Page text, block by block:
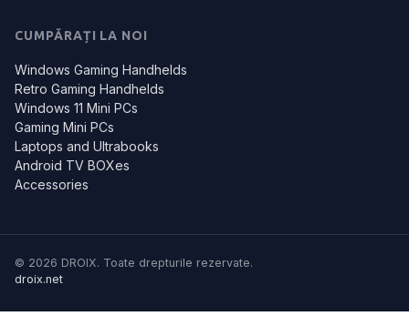
CUMPĂRAȚI LA NOI
Windows Gaming Handhelds
Retro Gaming Handhelds
Windows 11 Mini PCs
Gaming Mini PCs
Laptops and Ultrabooks
Android TV BOXes
Accessories
© 2026 DROIX. Toate drepturile rezervate.
droix.net